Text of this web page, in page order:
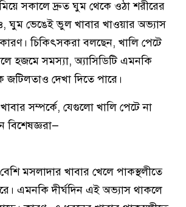
সকালে দ্রুত ঘুম থেকে ওঠা শরীরের
ঘুম ভেঙেই ভুল খাবার খাওয়ার অভ্যাস
চিকিৎসকরা বলছেন, খালি পেটে
হজমে সমস্যা, অ্যাসিডিটি এমনকি
জটিলতাও দেখা দিতে পারে।
সম্পর্কে, যেগুলো খালি পেটে না
বিশেষজ্ঞরা—
মসলাদার খাবার খেলে পাকস্থলীতে
এমনকি দীর্ঘদিন এই অভ্যাস থাকলে